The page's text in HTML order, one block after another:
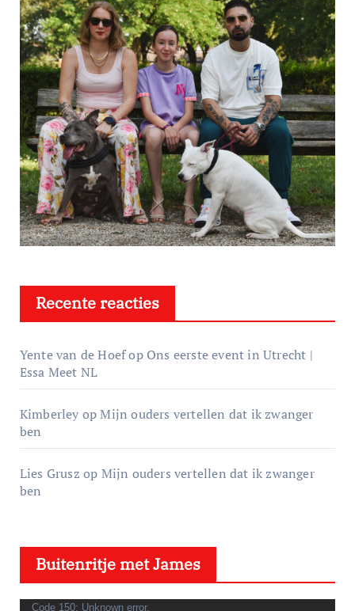
Recente reacties
Yente van de Hoefop Ons eerste event in Utrecht |
Essa Meet NL
Kimberley opMijn ouders vertellen dat ik zwanger
ben
Lies Grusz op Mijn ouders vertellen dat ik zwanger
ben
Buitenritje met James
Code 150: Unknown error.